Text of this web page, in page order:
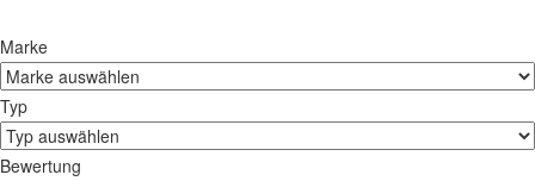
Marke
Typ
Bewertung